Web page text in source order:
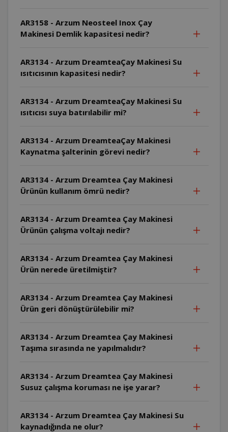
AR3158 - Arzum Neosteel Inox Çay
Makinesi Demlik kapasitesi nedir?
AR3134 - Arzum DreamteaÇay Makinesi Su
ısıtıcısının kapasitesi nedir?
AR3134 - Arzum DreamteaÇay Makinesi Su
ısıtıcısı suya batırılabilir mi?
AR3134 - Arzum DreamteaÇay Makinesi
Kaynatma şalterinin görevi nedir?
AR3134 - Arzum Dreamtea Çay Makinesi
Ürünün kullanım ömrü nedir?
AR3134 - Arzum Dreamtea Çay Makinesi
Ürünün çalışma voltajı nedir?
AR3134 - Arzum Dreamtea Çay Makinesi
Ürün nerede üretilmiştir?
AR3134 - Arzum Dreamtea Çay Makinesi
Ürün geri dönüştürülebilir mi?
AR3134 - Arzum Dreamtea Çay Makinesi
Taşıma sırasında ne yapılmalıdır?
AR3134 - Arzum Dreamtea Çay Makinesi
Susuz çalışma koruması ne işe yarar?
AR3134 - Arzum Dreamtea Çay Makinesi Su
kaynadığında ne olur?